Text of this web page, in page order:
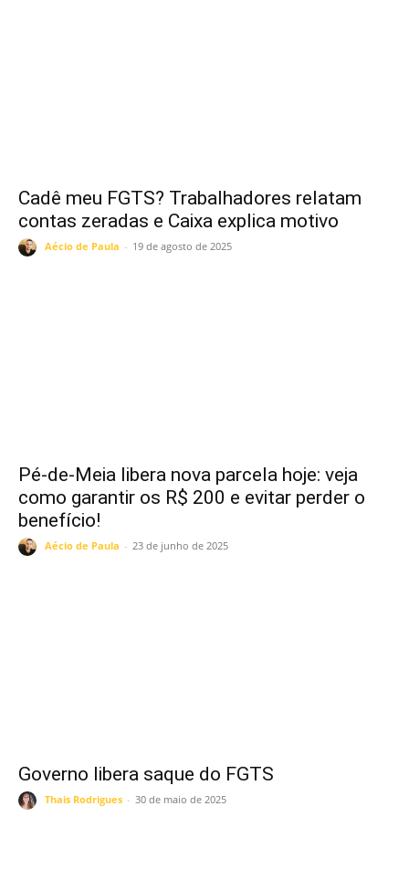
Cadê meu FGTS? Trabalhadores relatam
contas zeradas e Caixa explica motivo
Aécio de Paula - 19 de agosto de 2025
Pé-de-Meia libera nova parcela hoje: veja
como garantir os R$ 200 e evitar perder o
benefício!
Aécio de Paula - 23 de junho de 2025
Governo libera saque do FGTS
Thais Rodrigues - 30 de maio de 2025